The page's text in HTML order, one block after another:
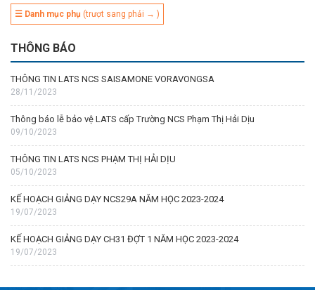
☰ Danh mục phụ (trượt sang phải → )
THÔNG BÁO
THÔNG TIN LATS NCS SAISAMONE VORAVONGSA
28/11/2023
Thông báo lễ bảo vệ LATS cấp Trường NCS Phạm Thị Hải Dịu
09/10/2023
THÔNG TIN LATS NCS PHẠM THỊ HẢI DỊU
05/10/2023
KẾ HOẠCH GIẢNG DẠY NCS29A NĂM HỌC 2023-2024
19/07/2023
KẾ HOẠCH GIẢNG DẠY CH31 ĐỢT 1 NĂM HỌC 2023-2024
19/07/2023